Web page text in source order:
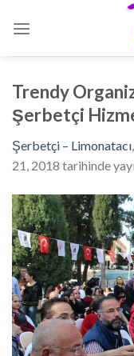
Trendy
Şerbetçi
Şerbetçi – Limonatacı,
21, 2018 tarihinde